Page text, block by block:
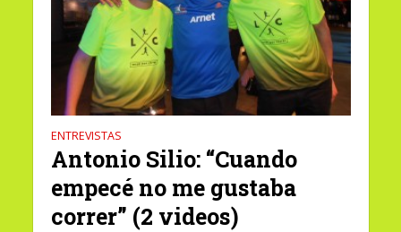
ENTREVISTAS
Antonio Silio: “Cuando
empecé no me gustaba
correr” (2 videos)